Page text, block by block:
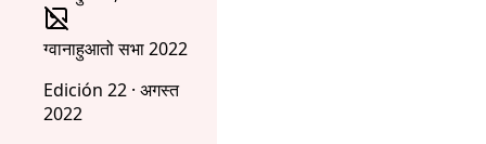
ग्वानाहुआतो सभा 2022
Edición 22 · अगस्त
2022